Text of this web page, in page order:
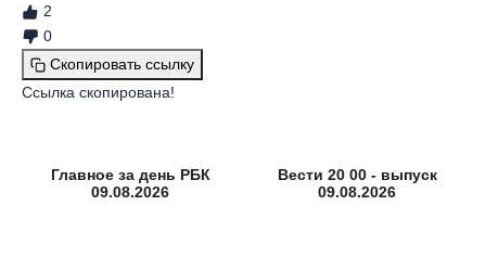
2
0
Скопировать ссылку
Ссылка скопирована!
Главное за день РБК
09.08.2026
Вести 20 00 - выпуск
09.08.2026